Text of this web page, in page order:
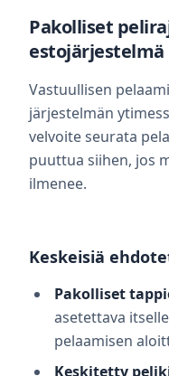
Pakolliset
estojärjestelmä
Vastuullisen
järjestelmän
velvoite seurata
puuttua siihen, jos
ilmenee.
Keskeisiä
Pakolliset
asetettava
pelaamisen
Keskitetty